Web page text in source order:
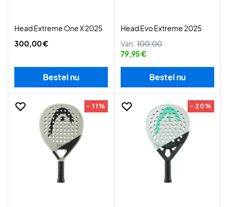
Head Extreme One X 2025
300,00 €
Bestel nu
Head Evo Extreme 2025
Van: 100,00
79,95 €
Bestel nu
- 11% - 20%